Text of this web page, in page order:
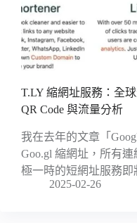
T.LY 縮網址服務：全
QR Code 與流量分析
我在去年的文章「
Goo.gl 縮網址，所有
極一時的短網址服務
2025-02-26